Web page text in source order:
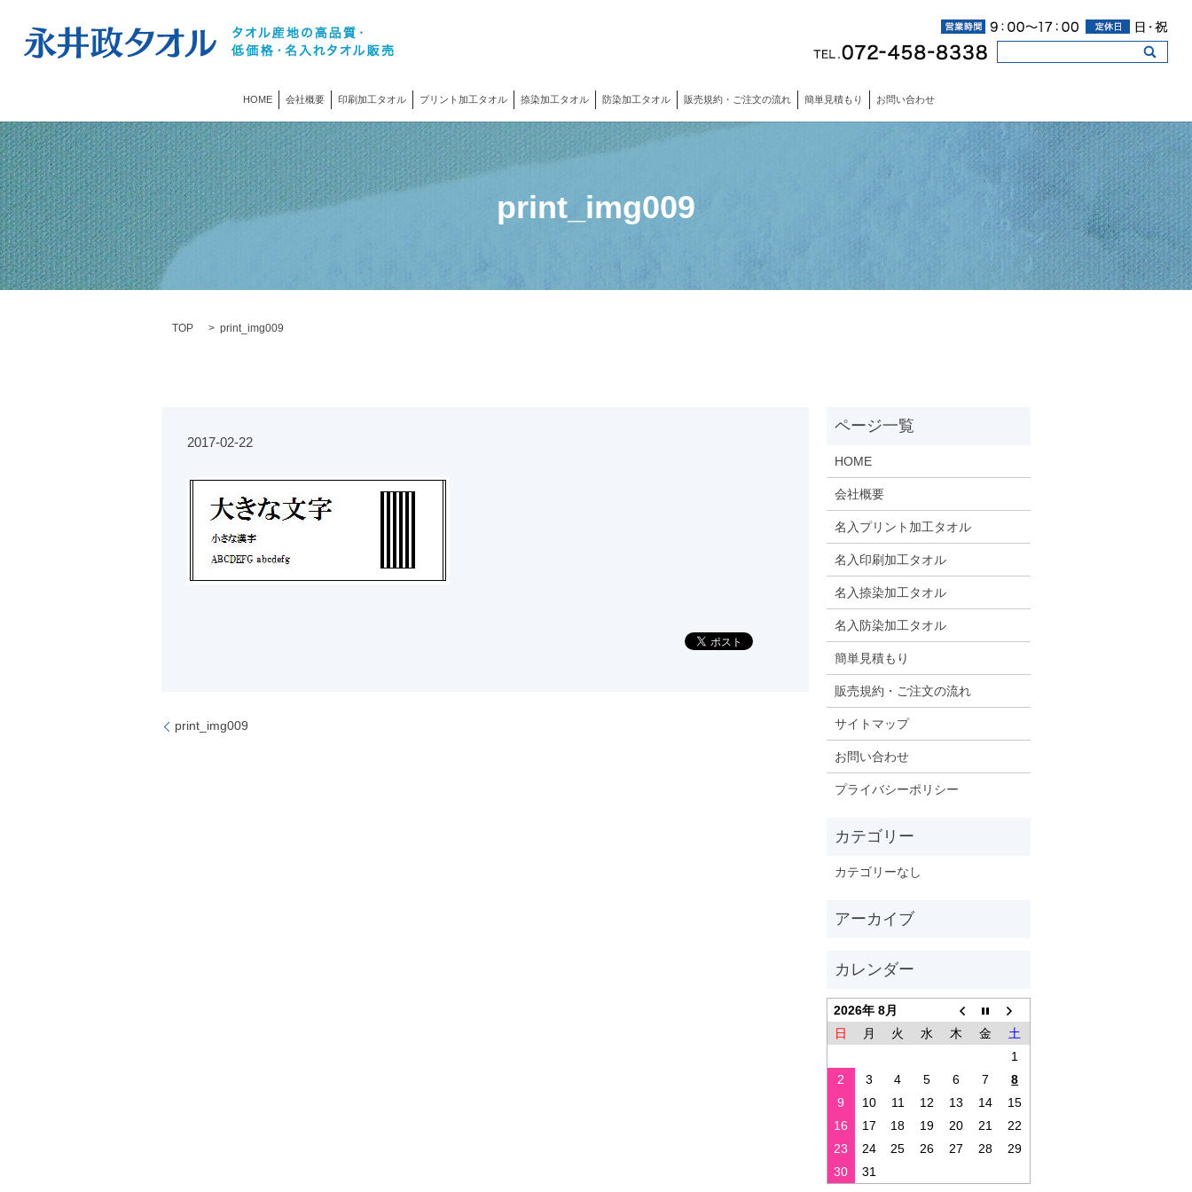
HOME 会社概要 印刷加工タオル プリント加工タオル 捺染加工タオル 防染加工タオル 販売規約・ご注文の流れ 簡単見積もり お問い合わせ
print_img009
TOP print_img009
2017-02-22
print_img009
HOME
会社概要
名入プリント加工タオル
名入印刷加工タオル
名入捺染加工タオル
名入防染加工タオル
簡単見積もり
販売規約・ご注文の流れ
サイトマップ
お問い合わせ
プライバシーポリシー
カテゴリーなし
2026年 8月
日
月 火 水 木 金
土
1
2
3 4 5 6 7
8
9
10 11 12 13 14
15
16
17 18 19 20 21
22
23
24 25 26 27 28
29
30
31